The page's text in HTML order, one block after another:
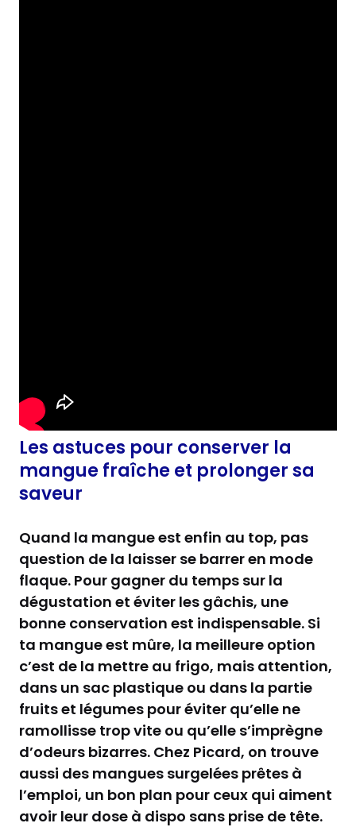
Les astuces pour conserver la
mangue fraîche et prolonger sa
saveur
Quand la mangue est enfin au top, pas
question de la laisser se barrer en mode
flaque. Pour gagner du temps sur la
dégustation et éviter les gâchis, une
bonne conservation est indispensable. Si
ta mangue est mûre, la meilleure option
c’est de la mettre au frigo, mais attention,
dans un sac plastique ou dans la partie
fruits et légumes pour éviter qu’elle ne
ramollisse trop vite ou qu’elle s’imprègne
d’odeurs bizarres. Chez Picard, on trouve
aussi des mangues surgelées prêtes à
l’emploi, un bon plan pour ceux qui aiment
avoir leur dose à dispo sans prise de tête.